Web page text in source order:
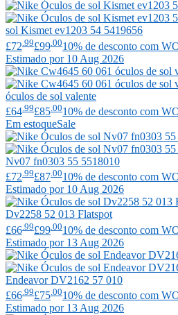
sol Kismet ev1203 54 5419656
£72 .99£99 .0010% de desconto com
Estimado por 10 Aug 2026
óculos de sol valente
£64 .99£85 .0010% de desconto com
Em estoqueSale
Nv07 fn0303 55 5518010
£72.99£87.0010% de desconto com
Estimado por 10 Aug 2026
Dv2258 52 013 Flatspot
£66 .99£99 .0010% de desconto com
Estimado por 13 Aug 2026
Endeavor DV2162 57 010
£66 .99£75 .0010% de desconto com
Estimado por 13 Aug 2026